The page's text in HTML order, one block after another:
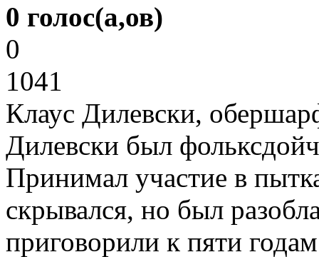
0 голос(а,ов)
0
1041
Клаус Дилевски,
Дилевски был
Принимал участие в
скрывался, но был
приговорили к пяти